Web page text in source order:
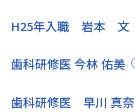
H25年入職 岩本 文
歯科研修医 今林 佑美
歯科研修医 早川 真奈